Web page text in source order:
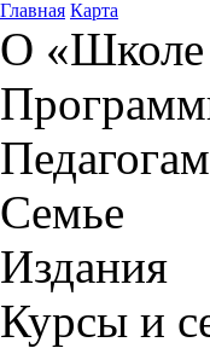
Главная Карта
О «Школе
Педагогам
Семье
Издания
Курсы и